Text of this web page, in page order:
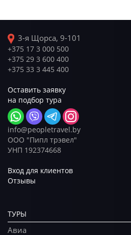
3-я Щорса, 9-101
+375 17 3 000 500
+375 29 3 600 400
+375 33 3 445 400
Оставить заявку
на подбор тура
info@peopletravel.by
ООО "Пипл трэвел"
УНП 192374668
Вход для клиентов
Отзывы
ТУРЫ
Авиа